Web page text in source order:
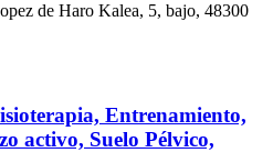
de Haro Kalea, 5, bajo, 48300
Entrenamiento,
activo, Suelo Pélvico,